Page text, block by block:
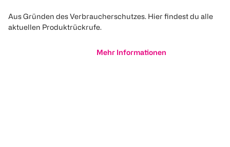
Aus Gründen des Verbraucherschutzes. Hier findest du alle
aktuellen Produktrückrufe.
Mehr Informationen